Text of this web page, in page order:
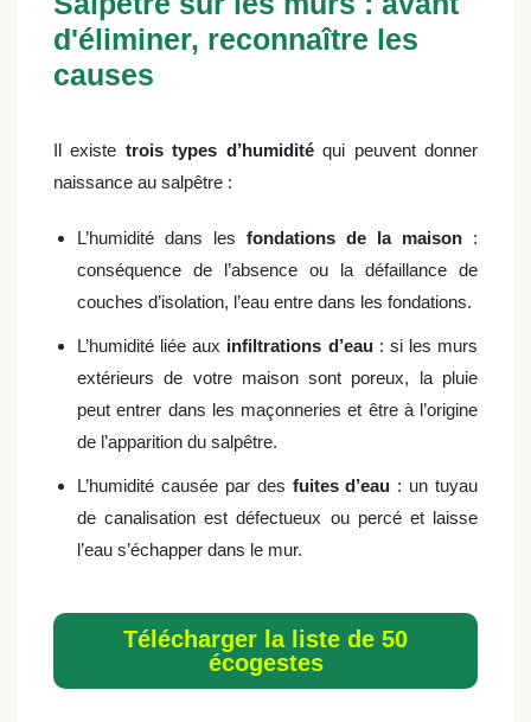
d'éliminer, reconnaître les
causes
Il existe trois types d’humiditéqui peuvent donner
naissance au salpêtre :
L’humidité dans les fondations de la maison :
conséquence de l’absence ou la défaillance de
couches d’isolation, l’eau entre dans les fondations.
L’humidité liée aux infiltrations d’eau: si les murs
extérieurs de votre maison sont poreux, la pluie
peut entrer dans les maçonneries et être à l’origine
de l’apparition du salpêtre.
L’humidité causée par des fuites d’eau : un tuyau
de canalisation est défectueux ou percé et laisse
l’eau s’échapper dans le mur.
Télécharger la liste de 50
écogestes